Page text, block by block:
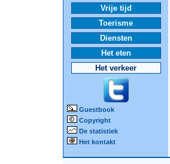
Vrije tijd
Toerisme
Diensten
Het eten
Het verkeer
Guestbook
Copyright
De statistiek
Het kontakt